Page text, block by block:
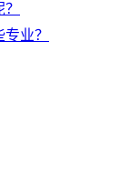
业？